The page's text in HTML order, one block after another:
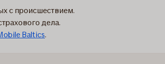
с происшествием.
дела.
Baltics.